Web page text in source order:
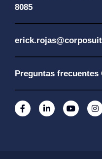
8085
Preguntas frecuentes